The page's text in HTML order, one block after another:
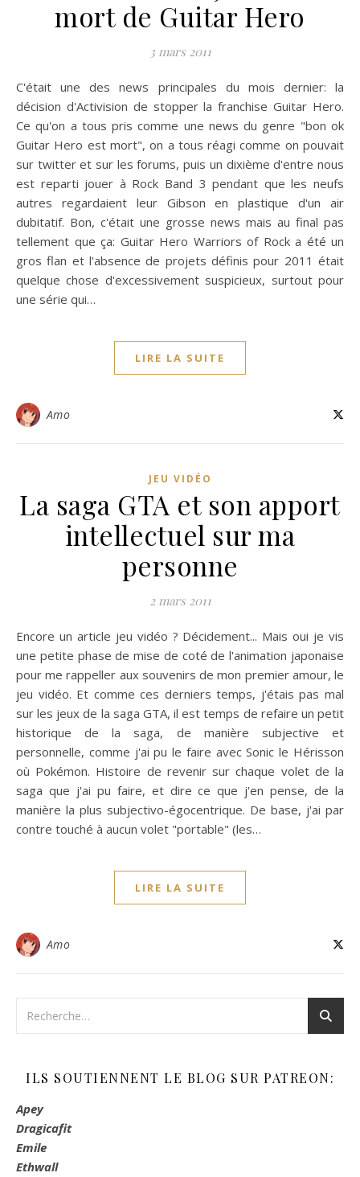
mort de Guitar Hero
3 mars 2011
C'était une des news principales du mois dernier: la
décision d'Activision de stopper la franchise Guitar Hero.
Ce qu'on a tous pris comme une news du genre "bon ok
Guitar Hero est mort", on a tous réagi comme on pouvait
sur twitter et sur les forums, puis un dixième d'entre nous
est reparti jouer à Rock Band 3 pendant que les neufs
autres regardaient leur Gibson en plastique d'un air
dubitatif. Bon, c'était une grosse news mais au final pas
tellement que ça: Guitar Hero Warriors of Rock a été un
gros flan et l'absence de projets définis pour 2011 était
quelque chose d'excessivement suspicieux, surtout pour
une série qui…
LIRE LA SUITE
Amo
JEU VIDÉO
La saga GTA et son apport
intellectuel sur ma
personne
2 mars 2011
Encore un article jeu vidéo ? Décidement... Mais oui je vis
une petite phase de mise de coté de l'animation japonaise
pour me rappeller aux souvenirs de mon premier amour, le
jeu vidéo. Et comme ces derniers temps, j'étais pas mal
sur les jeux de la saga GTA, il est temps de refaire un petit
historique de la saga, de manière subjective et
personnelle, comme j'ai pu le faire avec Sonic le Hérisson
où Pokémon. Histoire de revenir sur chaque volet de la
saga que j'ai pu faire, et dire ce que j'en pense, de la
manière la plus subjectivo-égocentrique. De base, j'ai par
contre touché à aucun volet "portable" (les…
LIRE LA SUITE
Amo
ILS SOUTIENNENT LE BLOG SUR PATREON:
Apey
Dragicafit
Emile
Ethwall